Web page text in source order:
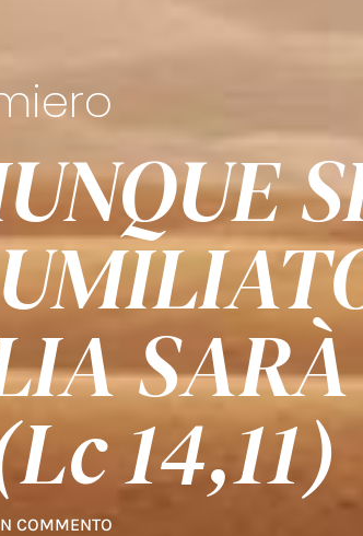
SARÀ
14,11)
COMMENTO